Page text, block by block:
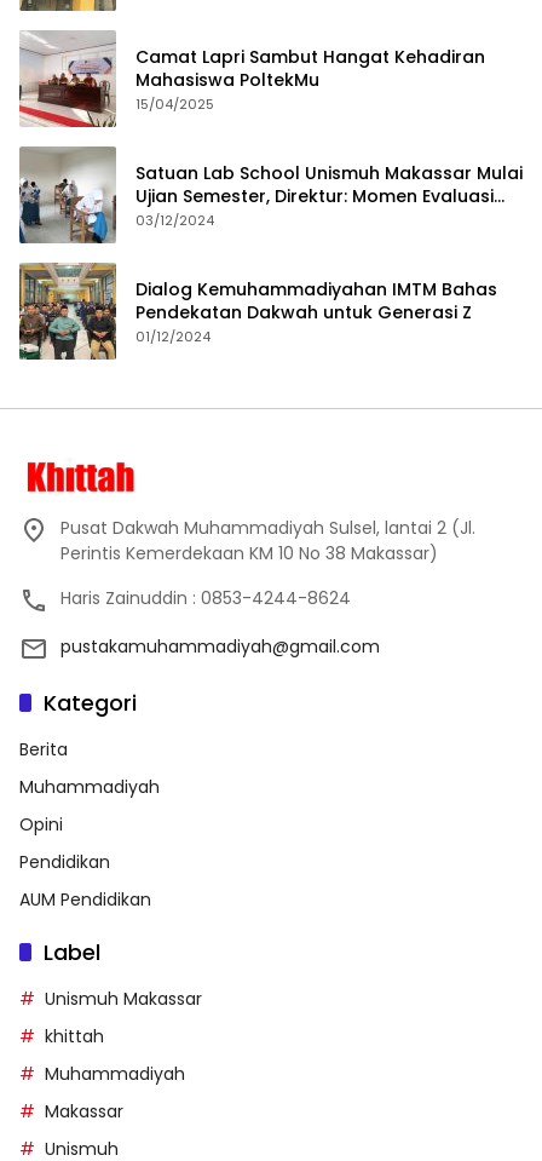
Camat Lapri Sambut Hangat Kehadiran
Mahasiswa PoltekMu
15/04/2025
Satuan Lab School Unismuh Makassar Mulai
Ujian Semester, Direktur: Momen Evaluasi
Proses Pembelajaran
03/12/2024
Dialog Kemuhammadiyahan IMTM Bahas
Pendekatan Dakwah untuk Generasi Z
01/12/2024
Pusat Dakwah Muhammadiyah Sulsel, lantai 2 (Jl.
Perintis Kemerdekaan KM 10 No 38 Makassar)
Haris Zainuddin : 0853-4244-8624
pustakamuhammadiyah@gmail.com
Kategori
Berita
Muhammadiyah
Opini
Pendidikan
AUM Pendidikan
Label
Unismuh Makassar
khittah
Muhammadiyah
Makassar
Unismuh